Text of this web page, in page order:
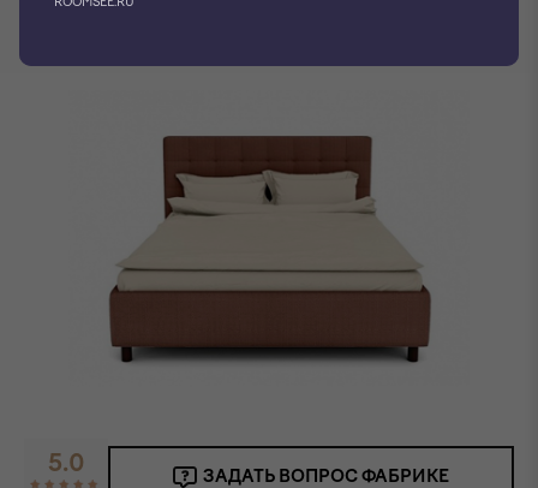
5.0 ЗАДАТЬ ВОПРОС ФАБРИКЕ